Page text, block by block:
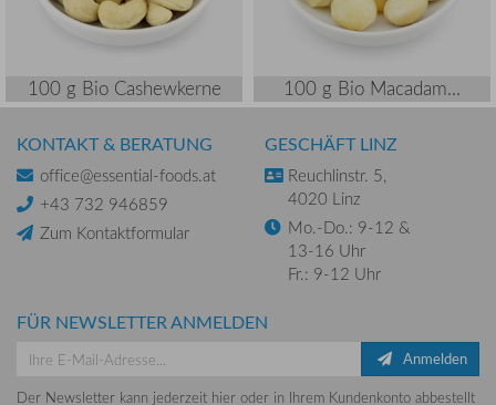
100 g Bio Cashewkerne 100 g Bio Macadam...
KONTAKT & BERATUNG
office@essential-foods.at
+43 732 946859
Zum Kontaktformular
GESCHÄFT LINZ
Reuchlinstr. 5,
4020 Linz
Mo.-Do.: 9-12 &
13-16 Uhr
Fr.: 9-12 Uhr
FÜR NEWSLETTER ANMELDEN
Anmelden
Der Newsletter kann jederzeit hier oder in Ihrem Kundenkonto abbestellt